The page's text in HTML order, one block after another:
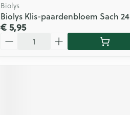
Biolys
Biolys Klis-paardenbloem Sach 24
€ 5,95